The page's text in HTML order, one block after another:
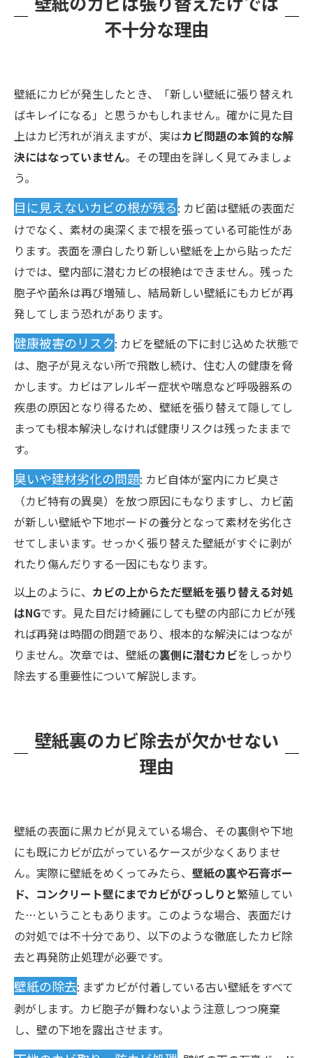
う
カビバスターズ福岡なら壁紙カビを根本から解
不十分な理由
壁紙にカビが発生したとき、「新しい壁紙に張り替えれ
ばキレイになる」と思うかもしれません。確かに見た目
上はカビ汚れが消えますが、実はカビ問題の本質的な解
決にはなっていません。その理由を詳しく見てみましょ
う。
目に見えないカビの根が残る: カビ菌は壁紙の表面だ
けでなく、素材の奥深くまで根を張っている可能性があ
ります。表面を漂白したり新しい壁紙を上から貼っただ
けでは、壁内部に潜むカビの根絶はできません。残った
胞子や菌糸は再び増殖し、結局新しい壁紙にもカビが再
発してしまう恐れがあります。
健康被害のリスク: カビを壁紙の下に封じ込めた状態で
は、胞子が見えない所で飛散し続け、住む人の健康を脅
かします。カビはアレルギー症状や喘息など呼吸器系の
疾患の原因となり得るため、壁紙を張り替えて隠してし
まっても根本解決しなければ健康リスクは残ったままで
す。
臭いや建材劣化の問題: カビ自体が室内にカビ臭さ
（カビ特有の異臭）を放つ原因にもなりますし、カビ菌
が新しい壁紙や下地ボードの養分となって素材を劣化さ
せてしまいます。せっかく張り替えた壁紙がすぐに剥が
れたり傷んだりする一因にもなります。
以上のように、 カビの上からただ壁紙を張り替える対処
はNGです。見た目だけ綺麗にしても壁の内部にカビが残
れば再発は時間の問題であり、根本的な解決にはつなが
りません。次章では、壁紙の裏側に潜むカビをしっかり
除去する重要性について解説します。
壁紙裏のカビ除去が欠かせない
理由
壁紙の表面に黒カビが見えている場合、その裏側や下地
にも既にカビが広がっているケースが少なくありませ
ん。実際に壁紙をめくってみたら、 壁紙の裏や石膏ボー
ド、コンクリート壁にまでカビがびっしりと繁殖してい
た…ということもあります。このような場合、表面だけ
の対処では不十分であり、以下のような徹底したカビ除
去と再発防止処理が必要です。
壁紙の除去: まずカビが付着している古い壁紙をすべて
剥がします。カビ胞子が舞わないよう注意しつつ廃棄
し、壁の下地を露出させます。